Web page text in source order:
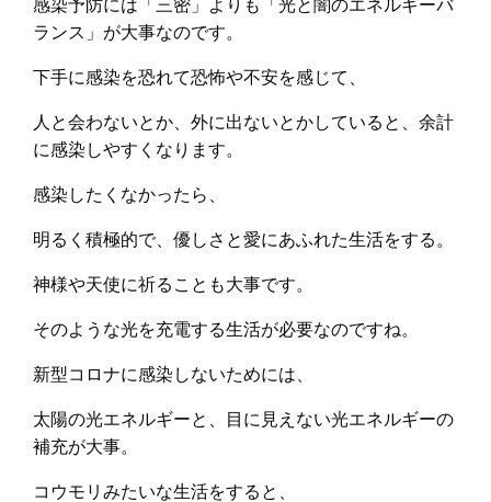
ランス」が大事なのです。
下手に感染を恐れて恐怖や不安を感じて、
人と会わないとか、外に出ないとかしていると、余計
に感染しやすくなります。
感染したくなかったら、
明るく積極的で、優しさと愛にあふれた生活をする。
神様や天使に祈ることも大事です。
そのような光を充電する生活が必要なのですね。
新型コロナに感染しないためには、
太陽の光エネルギーと、目に見えない光エネルギーの
補充が大事。
コウモリみたいな生活をすると、